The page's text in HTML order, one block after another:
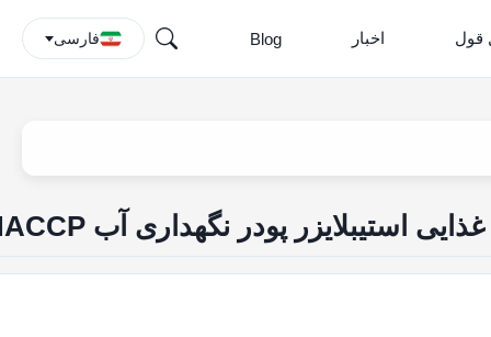
قول اخبار Blog فارسی